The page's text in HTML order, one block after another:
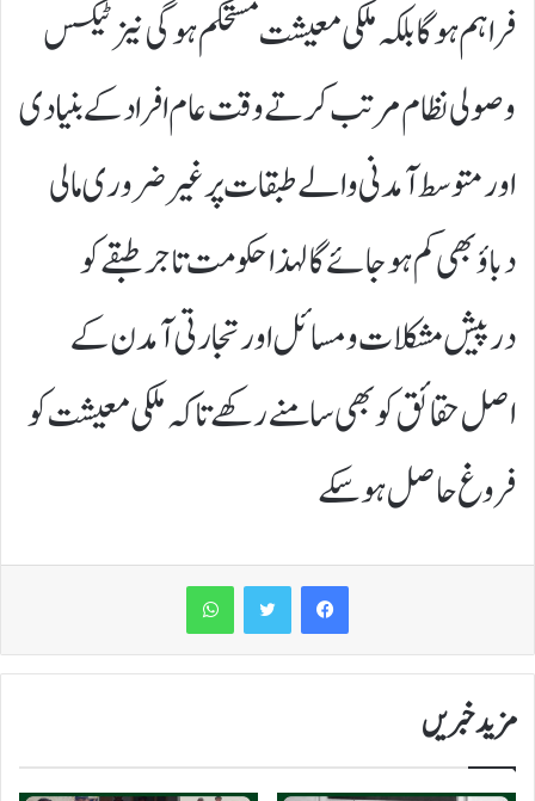
فراہم ہوگا بلکہ ملکی معیشت مستحکم ہوگی نیز ٹیکس
وصولی نظام مرتب کرتے وقت عام افراد کے بنیادی
اور متوسط آمدنی والے طبقات پر غیر ضروری مالی
دباؤ بھی کم ہو جائے گا لہذا حکومت تاجر طبقے کو
درپیش مشکلات و مسائل اور تجارتی آمدن کے
اصل حقائق کو بھی سامنے رکھے تاکہ ملکی معیشت کو
فروغ حاصل ہو سکے
WhatsApp
مزید خبریں